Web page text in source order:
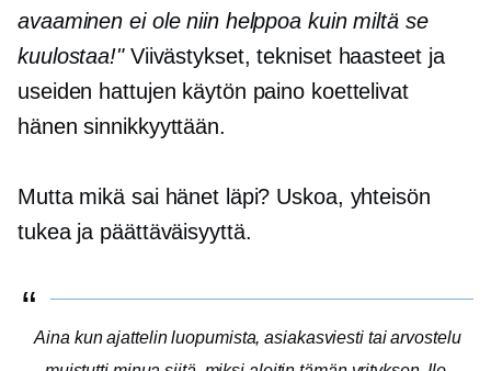
avaaminen ei ole niin helppoa kuin miltä se
kuulostaa!"Viivästykset, tekniset haasteet ja
useiden hattujen käytön paino koettelivat
hänen sinnikkyyttään.
Mutta mikä sai hänet läpi? Uskoa, yhteisön
tukea ja päättäväisyyttä.
Aina kun ajattelin luopumista, asiakasviesti tai arvostelu